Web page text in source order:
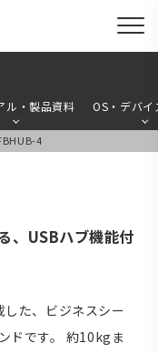
ル・製品資料 OS・デバイ
4
、USBハブ機能付
た、ビジネスシー
ドです。 約10kgま